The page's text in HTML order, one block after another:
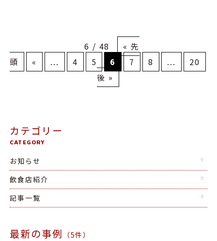
6 / 48
« 先
頭
« ... 4 5 6 7 8 ... 20
後 »
カテゴリー
CATEGORY
お知らせ
飲食店紹介
記事一覧
最新の事例 （5件）